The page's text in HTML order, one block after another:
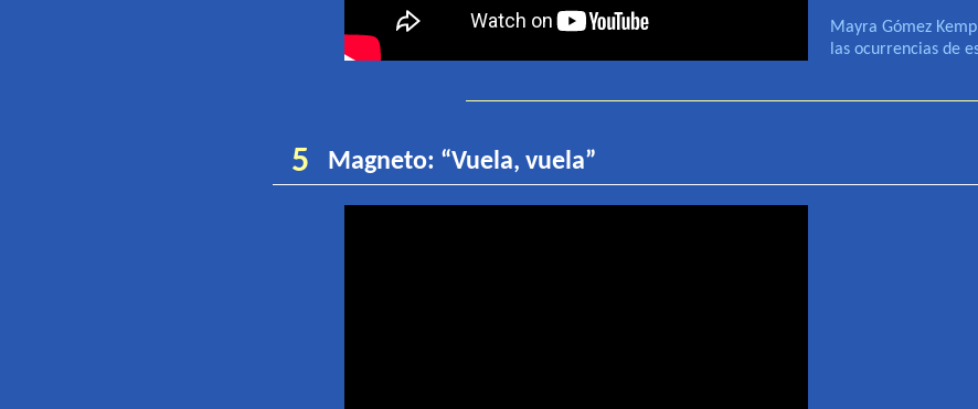
Mayra Gómez
las ocurrencias de
5 Magneto: “Vuela, vuela”